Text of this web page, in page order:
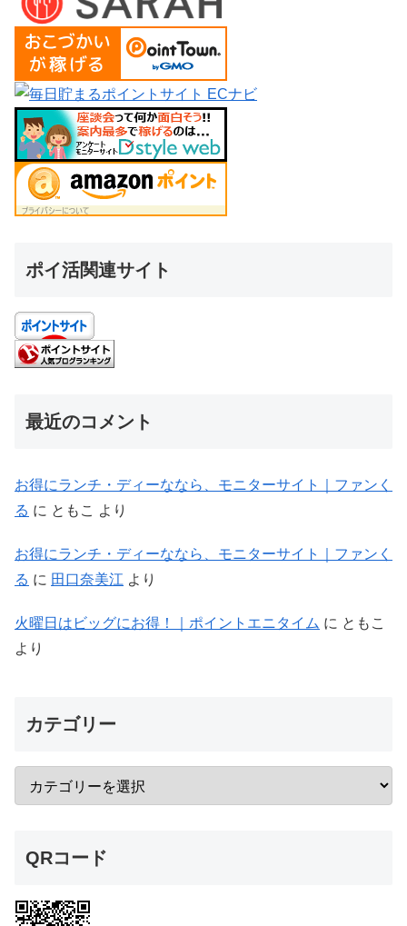
ポイ活関連サイト
最近のコメント
お得にランチ・ディーななら、モニターサイト｜ファンく
る に ともこ より
お得にランチ・ディーななら、モニターサイト｜ファンく
る に 田口奈美江 より
火曜日はビッグにお得！｜ポイントエニタイム に ともこ
より
カテゴリー
QRコード